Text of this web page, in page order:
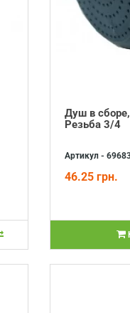
Душ в
Резьба 3/4
Артикул -
46.25 грн.